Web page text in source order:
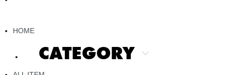
HOME
CATEGORY